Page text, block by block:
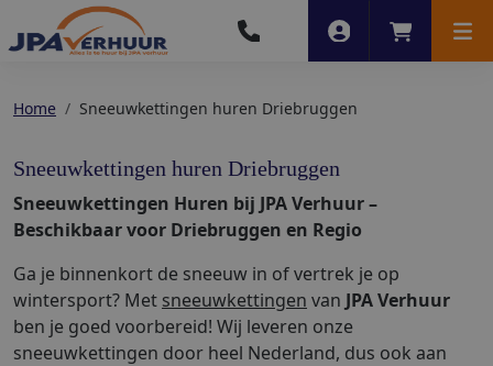
Account
Home Sneeuwkettingen huren Driebruggen
Sneeuwkettingen huren Driebruggen
Sneeuwkettingen Huren bij JPA Verhuur –
Beschikbaar voor Driebruggen en Regio
Ga je binnenkort de sneeuw in of vertrek je op
wintersport? Met sneeuwkettingen van JPA Verhuur
ben je goed voorbereid! Wij leveren onze
sneeuwkettingen door heel Nederland, dus ook aan